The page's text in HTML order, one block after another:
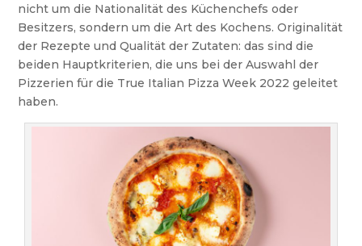
nicht um die Nationalität des Küchenchefs oder
Besitzers, sondern um die Art des Kochens. Originalität
der Rezepte und Qualität der Zutaten: das sind die
beiden Hauptkriterien, die uns bei der Auswahl der
Pizzerien für die True Italian Pizza Week 2022 geleitet
haben.